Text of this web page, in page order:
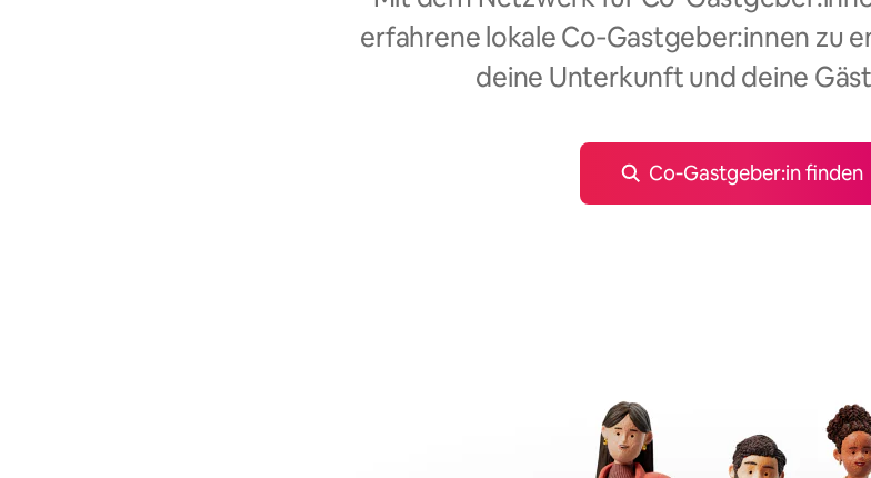
erfahrene lokale Co‑Gastgeber:innen zu
deine Unterkunft und deine
Co‑Gastgeber:in finden